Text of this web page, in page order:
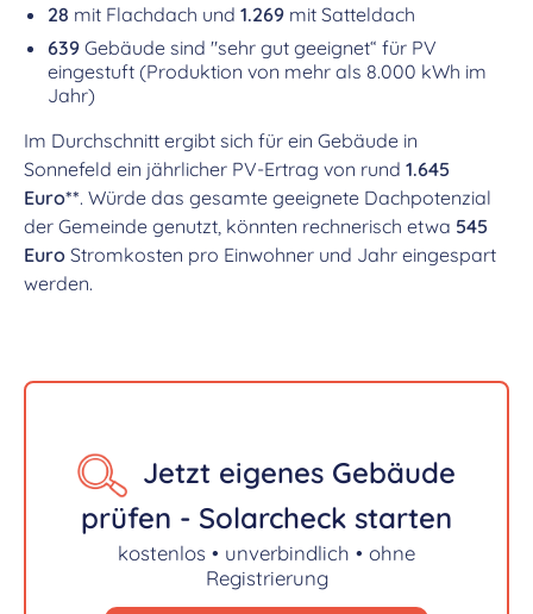
28 mit Flachdach und 1.269 mit Satteldach
639 Gebäude sind "sehr gut geeignet“ für PV
eingestuft (Produktion von mehr als 8.000 kWh im
Jahr)
Im Durchschnitt ergibt sich für ein Gebäude in
Sonnefeld ein jährlicher PV-Ertrag von rund 1.645
Euro**. Würde das gesamte geeignete Dachpotenzial
der Gemeinde genutzt, könnten rechnerisch etwa 545
Euro Stromkosten pro Einwohner und Jahr eingespart
werden.
Jetzt eigenes Gebäude
prüfen - Solarcheck starten
kostenlos • unverbindlich • ohne
Registrierung